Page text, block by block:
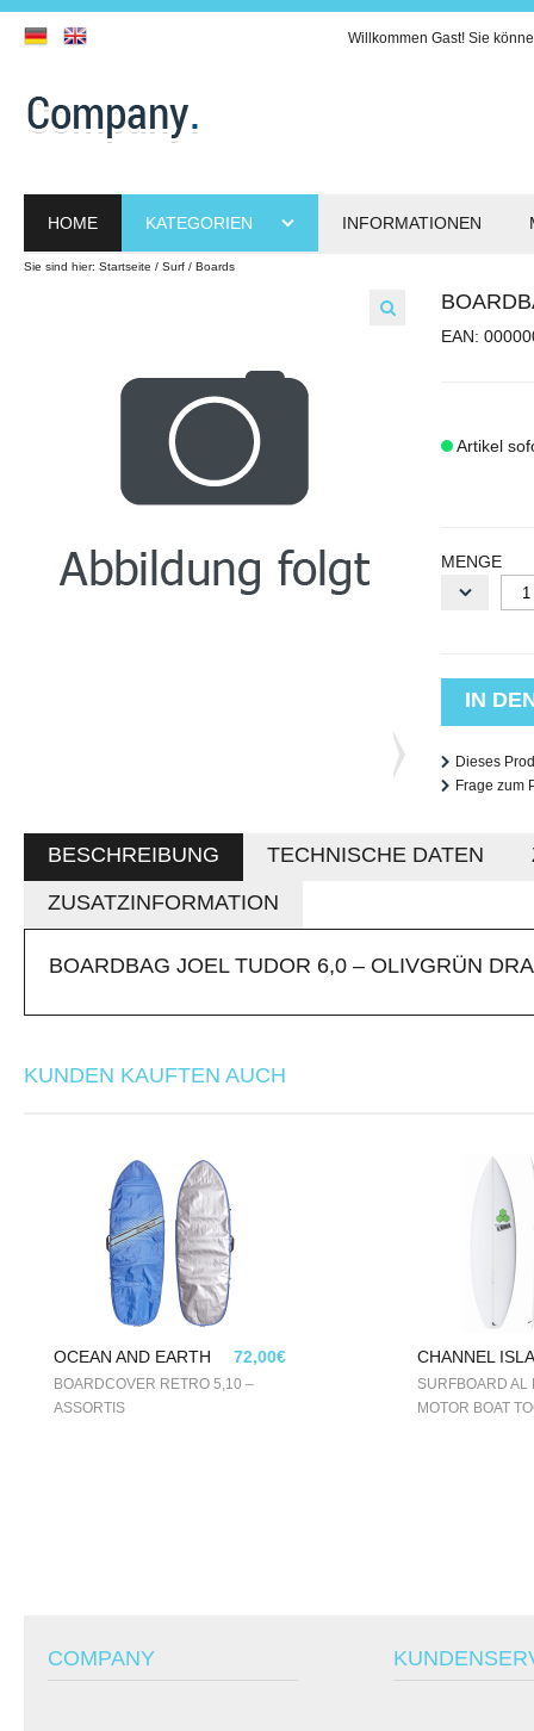
Willkommen Gast! Sie
HOME KATEGORIEN INFORMATIONEN
Sie sind hier: Startseite Surf Boards
EAN:
Artikel
MENGE
IN
Dieses
Frage zum
BESCHREIBUNG TECHNISCHE DATEN
ZUSATZINFORMATION
BOARDBAG JOEL TUDOR 6,0 – OLIVGRÜN
KUNDEN KAUFTEN AUCH
OCEAN AND EARTH 72,00€
BOARDCOVER RETRO 5,10 –
ASSORTIS
CHANNEL
SURFBOARD AL
MOTOR BOAT
COMPANY